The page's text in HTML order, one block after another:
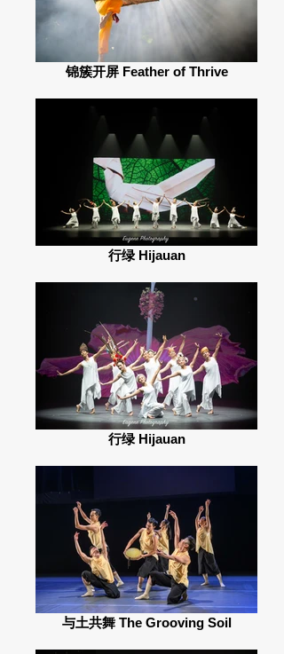
锦簇开屏 Feather of Thrive
行绿 Hijauan
行绿 Hijauan
与土共舞 The Grooving Soil